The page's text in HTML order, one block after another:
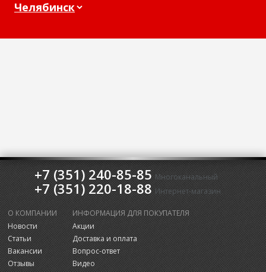
+7 (351) 240-85-85 Многоканальный
+7 (351) 220-18-88 Интернет-магазин
О КОМПАНИИ
Новости
Статьи
Вакансии
Отзывы
ИНФОРМАЦИЯ ДЛЯ ПОКУПАТЕЛЯ
Акции
Доставка и оплата
Вопрос-ответ
Видео